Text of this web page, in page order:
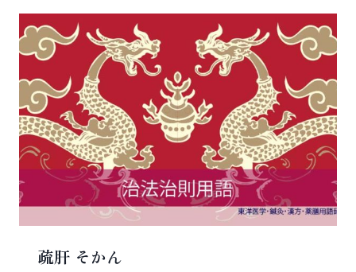
疏肝 そかん